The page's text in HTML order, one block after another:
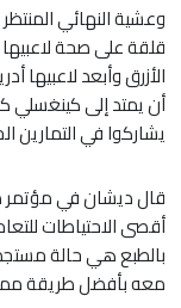
وعشية النهائي
قلقة على صحة
الأزرق وأبعد لاعبيها
أن يمتد إلى كينغسلي
يشاركوا في التمارين
قال ديشان في مؤتمر
أقصى الاحتياطات
بالطبع هي حالة
معه بأفضل طريقة